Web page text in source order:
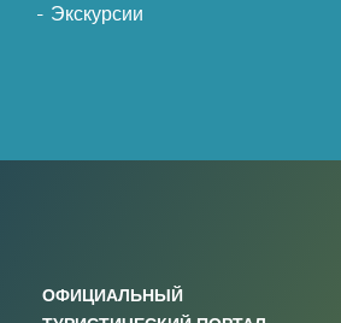
- Экскурсии
ОФИЦИАЛЬНЫЙ